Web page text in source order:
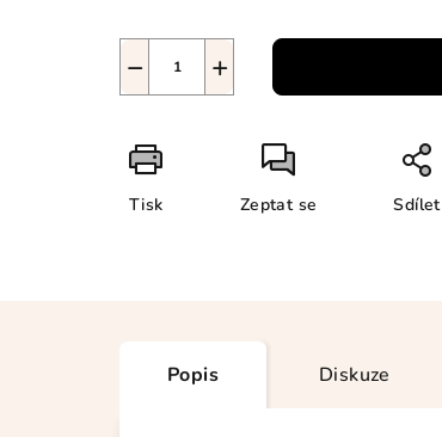
+
−
Tisk Zeptat se Sdílet
Popis Diskuze